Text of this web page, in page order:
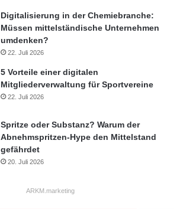
Digitalisierung in der Chemiebranche:
Müssen mittelständische Unternehmen
umdenken?
22. Juli 2026
5 Vorteile einer digitalen
Mitgliederverwaltung für Sportvereine
22. Juli 2026
Spritze oder Substanz? Warum der
Abnehmspritzen-Hype den Mittelstand
gefährdet
20. Juli 2026
ARKM.marketing